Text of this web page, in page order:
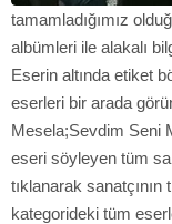
tamamladığımız
albümleri ile alakalı
Eserin altında etiket
eserleri bir arada
Mesela;Sevdim Seni
eseri söyleyen tüm
tıklanarak
kategorideki tüm